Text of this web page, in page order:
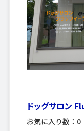
ドッグサロン
お気に入り数：0